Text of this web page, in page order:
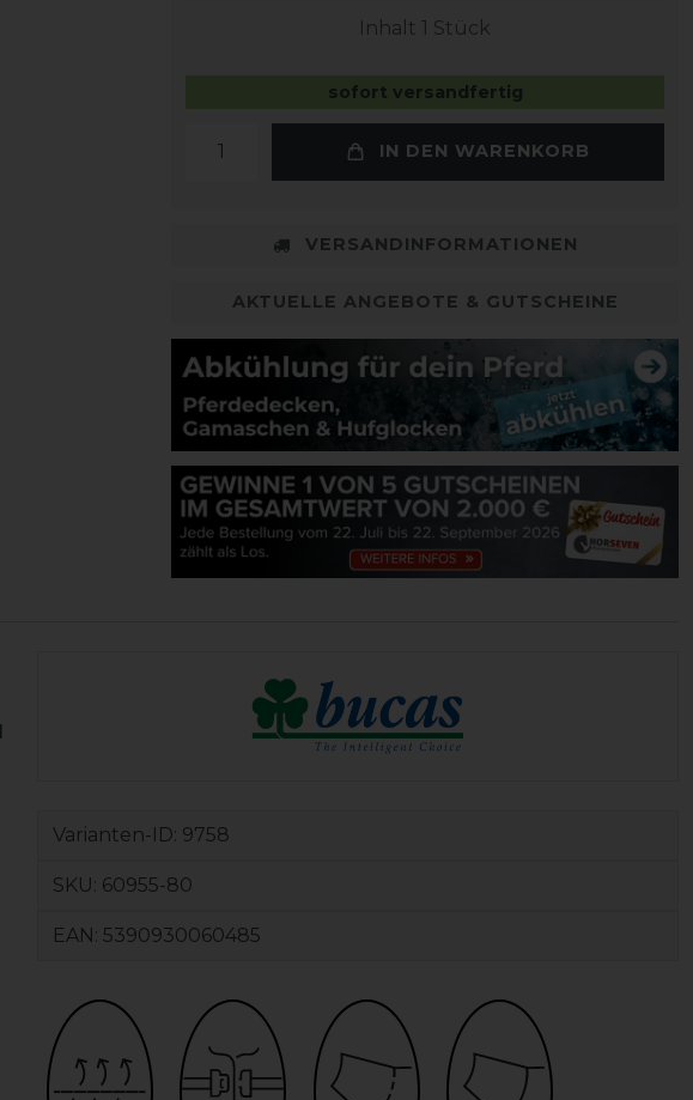
Inhalt 1 Stück
sofort versandfertig
IN DEN WARENKORB
VERSANDINFORMATIONEN
AKTUELLE ANGEBOTE & GUTSCHEINE
Varianten-ID: 9758
SKU: 60955-80
EAN: 5390930060485